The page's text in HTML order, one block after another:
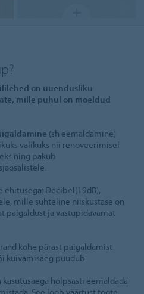
on uuendusliku
mille puhul on mõeldud
(sh eemaldamine)
valikuks nii renoveerimisel
ning pakub
ehitusega: Decibel(19dB),
mille suhteline niiskustase on
paigaldust ja vastupidavamat
kohe pärast paigaldamist
kuivamisaeg puudub.
kasutusaega hõlpsasti eemaldada